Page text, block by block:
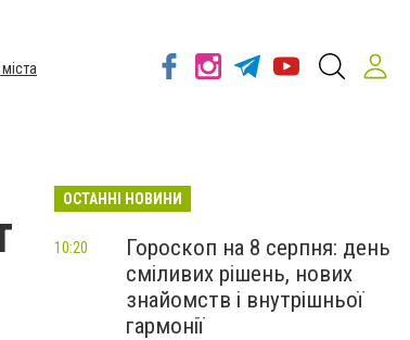
ОСТАННІ НОВИНИ
Гороскоп на 8 серпня: день
сміливих рішень, нових
знайомств і внутрішньої
гармонії
10:20